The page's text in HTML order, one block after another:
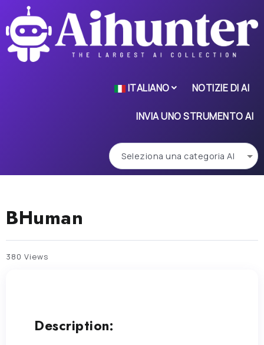
ITALIANO NOTIZIE DI AI
INVIA UNO STRUMENTO AI
BHuman
380 Views
Description: